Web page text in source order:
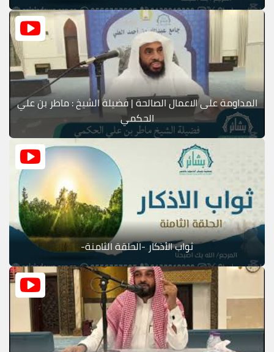
المداومة على الاعمال الصالحة | فضيلة الشيخ : ماطر بن علي
الحكمي
ثواب الأذكار -الحلقة الثامنة-